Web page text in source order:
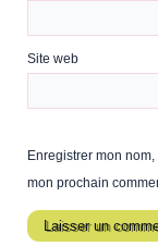
Site web
Enregistrer mon
mon prochain